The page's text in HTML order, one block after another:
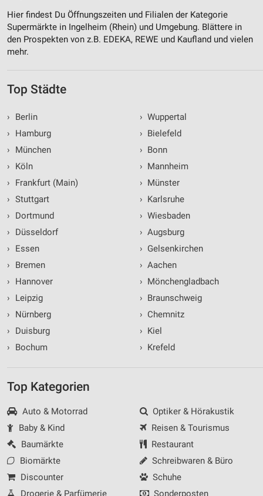
Hier findest Du Öffnungszeiten und Filialen der Kategorie
Supermärkte in Ingelheim (Rhein) und Umgebung. Blättere in
den Prospekten von z.B. EDEKA, REWE und Kaufland und vielen
mehr.
Top Städte
›
Berlin
›
Hamburg
›
München
›
Köln
›
Frankfurt (Main)
› Stuttgart
›
Dortmund
›
Düsseldorf
›
Essen
›
Bremen
›
Hannover
›
Leipzig
›
Nürnberg
›
Duisburg
›
Bochum
› Wuppertal
› Bielefeld
› Bonn
› Mannheim
› Münster
› Karlsruhe
› Wiesbaden
› Augsburg
› Gelsenkirchen
› Aachen
› Mönchengladbach
› Braunschweig
› Chemnitz
› Kiel
› Krefeld
Top Kategorien
Auto & Motorrad
Baby & Kind
Baumärkte
Biomärkte
Discounter
Drogerie & Parfümerie
Optiker & Hörakustik
Reisen & Tourismus
Restaurant
Schreibwaren & Büro
Schuhe
Sonderposten